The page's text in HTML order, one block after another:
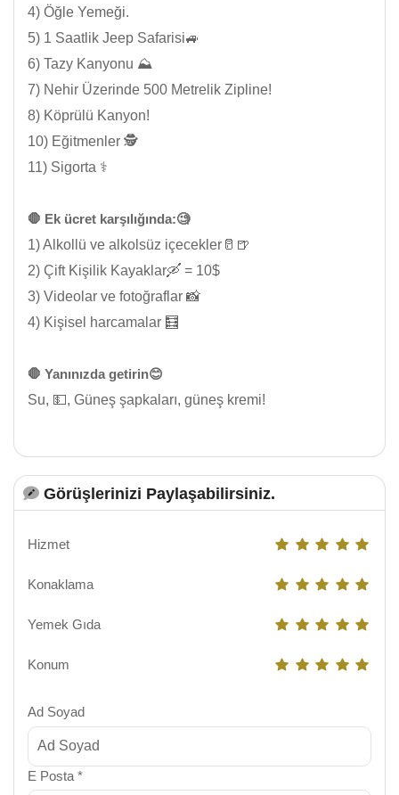
4) Öğle Yemeği.
5) 1 Saatlik Jeep Safarisi🚙
6) Tazy Kanyonu ⛰️
7) Nehir Üzerinde 500 Metrelik Zipline!
8) Köprülü Kanyon!
10) Eğitmenler 🕵️
11) Sigorta ⚕️
🛑 Ek ücret karşılığında:🧐
1) Alkollü ve alkolsüz içecekler🥛🍺
2) Çift Kişilik Kayaklar🛶 = 10$
3) Videolar ve fotoğraflar 📸
4) Kişisel harcamalar 🧮
🛑 Yanınızda getirin😊
Su, 💵, Güneş şapkaları, güneş kremi!
Görüşlerinizi Paylaşabilirsiniz.
Hizmet
Konaklama
Yemek Gıda
Konum
Ad Soyad
E Posta *